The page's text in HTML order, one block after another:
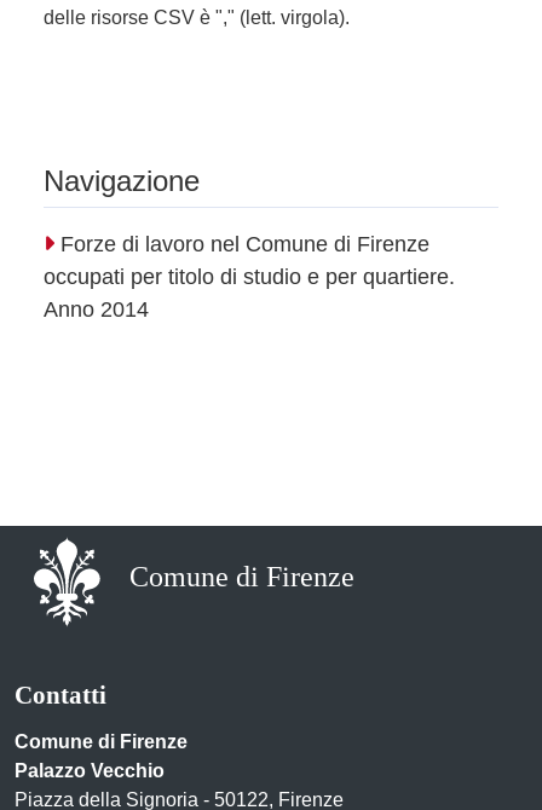
delle risorse CSV è "," (lett. virgola).
Navigazione
Forze di lavoro nel Comune di Firenze
occupati per titolo di studio e per quartiere.
Anno 2014
Comune di Firenze
Contatti
Comune di Firenze
Palazzo Vecchio
Piazza della Signoria - 50122, Firenze